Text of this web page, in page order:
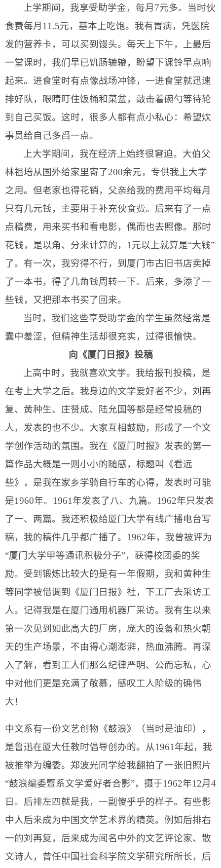
上学期间，我享受助学金，每月 7元多。当时伙
食费每月 11.5元，基本上吃饱。我有胃病，凭医院
发的营养卡，可以买到馒头。每天上下午，上最后
一堂课时，我们早已饥肠辘辘，盼望下课铃早点响
起来。进食堂时有点像战场冲锋，一进食堂就迅速
排好队，眼睛盯住饭桶和菜盆，敲击着碗勺等待轮
到自己买饭。这时，很多人都有点小私心：希望炊
事员给自己多舀一点。
上大学期间，我在经济上始终很窘迫。大伯父
林祖培从国外给家里寄了200余元，专供我上大学
之用。但老家也得花销，父亲给我的费用平均每月
只有几元钱，主要用于补充伙食费。后来有了一点
点稿费，用来买书和看电影，偶而也去照像。那时
花钱，是以角、分来计算的， 1 元以上就算是“大钱”
了。有一次，我穷得不行，到厦门市古旧书店卖掉
了一本书，得了几角钱周转一下。后来，多添了一
些钱，又把那本书买了回来。
当时，我们这些享受助学金的学生虽然经常是
囊中羞涩，但精神生活却很充实，过得很愉快。
向《厦门日报》投稿
上高中时，我就喜欢文学。我给报刊投稿，是
在考上大学之后。我身边的文学爱好者不少，刘再
复、黄种生、庄赞成、陆允国等都是经常投稿的
人，发表的也不少。大家互相鼓励，形成了一个文
学创作活动的氛围。我在《厦门时报》发表的第一
篇作品大概是一则小小的随感，标题叫《看远
些》，是我在家乡学骑自行车的心得，发表时可能
是1960年。 1961 年发表了八、九篇。 1962年只发表
了一、两篇。我还积极给厦门大学有线广播电台写
稿，我的稿件几乎都广播了。 1962年，我曾被评为
“厦门大学甲等通讯积极分子”，获得校团委的奖
励。受到锻炼比较大的是有一年假期，我和黄种生
等同学被借调到《厦门日报》社，下工厂去采访工
人。记得我是在厦门通用机器厂采访。我有生以来
第一次见到如此高大的厂房，庞大的设备和热火朝
天的生产场景，不由得心潮澎湃，热血沸腾。再深
入了解，看到工人们那么纪律严明、公而忘私，心
中对他们更是充满了敬慕，感叹工人阶级的确伟
大！
中文系有一份文艺创物《鼓浪》（当时是油印），
是鲁迅在厦大任教时倡导创办的。从1961 年起，我
被推举为编委。郑波光同学给我翻拍了一张旧照片
“鼓浪编委暨系文学爱好者合影”，摄于1962年12月 4
日 。后排左四就是我，一副傻乎乎的样子。有些影
中人后来成为中国文学艺术界的精英。例如后排右
一的刘再复，后来成为闻名中外的文艺评论家、散
文诗人，曾任中国社会科学院文学研究所所长，后